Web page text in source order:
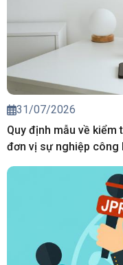
31/07/2026
Quy định mẫu về kiểm
đơn vị sự nghiệp công